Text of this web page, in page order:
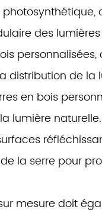
des lumières
distribution de la
en bois
lumière
la serre pour
mesure doit